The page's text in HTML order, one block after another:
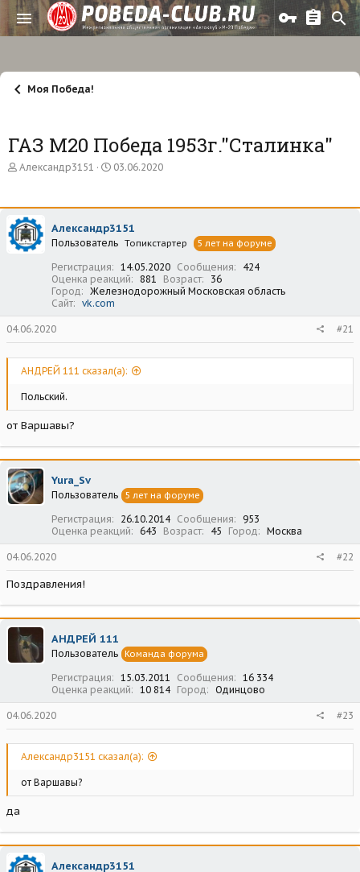
Моя Победа!
ГАЗ М20 Победа 1953г."Сталинка"
А
о
р
т
е
Александр3151
Д
а
а
ч
л
а
03.06.2020
Александр3151
Пользователь Топикстартер 5 лет на форуме
Регистрация 14.05.2020 Сообщения
424
Оценка реакций
881 Возраст
36
Город
Железнодорожный Московская область
Сайт
vk.com
04.06.2020 #21
АНДРЕЙ 111 сказал(а):
Польский.
от Варшавы?
Yura_Sv
Пользователь 5 лет на форуме
Регистрация 26.10.2014 Сообщения
953
Оценка реакций
643 Возраст 45 Город Москва
04.06.2020 #22
Поздравления!
АНДРЕЙ 111
Пользователь Команда форума
Регистрация 15.03.2011 Сообщения
16 334
Оценка реакций
10 814 Город Одинцово
04.06.2020 #23
Александр3151 сказал(а):
от Варшавы?
да
Александр3151